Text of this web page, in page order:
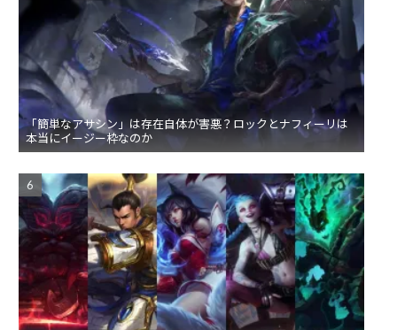
「簡単なアサシン」は存在自体が害悪？ロックとナフィーリは
本当にイージー枠なのか